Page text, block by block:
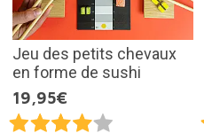
Jeu des petits chevaux
en forme de sushi
19,95€